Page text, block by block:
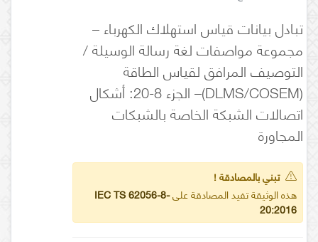
تبادل بيانات قياس استهلاك الكهرباء –
مجموعة مواصفات لغة رسالة الوسيلة /
التوصيف المرافق لقياس الطاقة
(DLMS/COSEM)– الجزء 8-20: أشكال
اتصالات الشبكة الخاصة بالشبكات
المجاورة
تبني بالمصادقة !
هذه الوثيقة تفيد المصادقة علىIEC TS 62056-8-
20:2016